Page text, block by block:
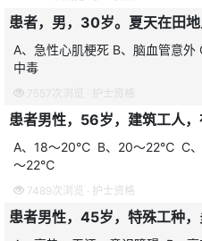
A、急性心肌梗死 B、脑血管意外
中毒
7557次浏览 · 护士资格
A、18～20℃ B、20～22℃ C
～22℃
7489次浏览 · 护士资格